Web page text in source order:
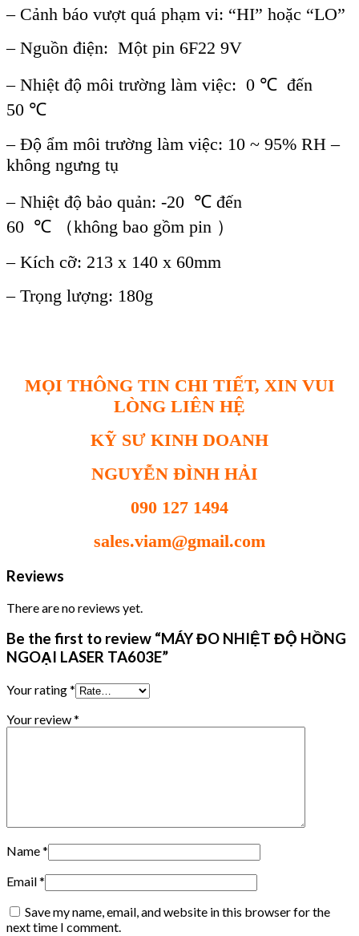
– Cảnh báo vượt quá phạm vi: “HI” hoặc “LO”
– Nguồn điện: Một pin 6F22 9V
– Nhiệt độ môi trường làm việc: 0 ℃ đến
50 ℃
– Độ ẩm môi trường làm việc: 10 ~ 95% RH –
không ngưng tụ
– Nhiệt độ bảo quản: -20 ℃ đến
60 ℃ （không bao gồm pin ）
– Kích cỡ: 213 x 140 x 60mm
– Trọng lượng: 180g
MỌI THÔNG TIN CHI TIẾT, XIN VUI
LÒNG LIÊN HỆ
KỸ SƯ KINH DOANH
NGUYỄN ĐÌNH HẢI
090 127 1494
sales.viam@gmail.com
Reviews
There are no reviews yet.
Be the first to review “MÁY ĐO NHIỆT ĐỘ HỒNG
NGOẠI LASER TA603E”
Your rating*
Your review*
Name*
Email*
Save my name, email, and website in this browser for the
next time I comment.